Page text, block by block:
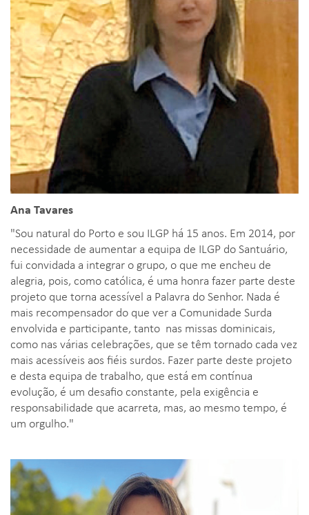
Ana Tavares
"Sou natural do Porto e sou ILGP há 15 anos. Em 2014, por
necessidade de aumentar a equipa de ILGP do Santuário,
fui convidada a integrar o grupo, o que me encheu de
alegria, pois, como católica, é uma honra fazer parte deste
projeto que torna acessível a Palavra do Senhor. Nada é
mais recompensador do que ver a Comunidade Surda
envolvida e participante, tanto nas missas dominicais,
como nas várias celebrações, que se têm tornado cada vez
mais acessíveis aos fiéis surdos. Fazer parte deste projeto
e desta equipa de trabalho, que está em contínua
evolução, é um desafio constante, pela exigência e
responsabilidade que acarreta, mas, ao mesmo tempo, é
um orgulho."